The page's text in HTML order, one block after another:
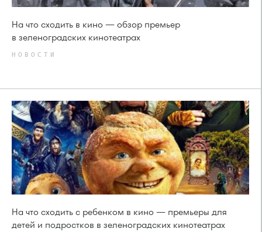
На что сходить в кино — обзор премьер
в зеленоградских кинотеатрах
НОВОСТИ
На что сходить с ребенком в кино — премьеры для
детей и подростков в зеленоградских кинотеатрах